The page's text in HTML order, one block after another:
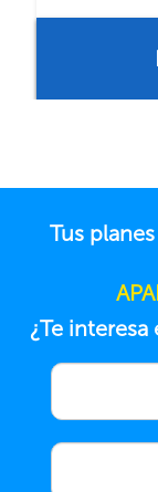
Tus
¿Te